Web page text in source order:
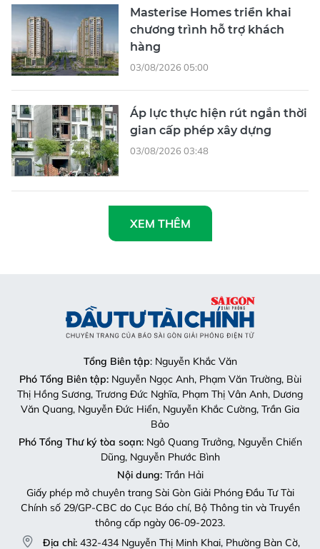
Masterise Homes triển khai
chương trình hỗ trợ khách
hàng
03/08/2026 05:00
Áp lực thực hiện rút ngắn thời
gian cấp phép xây dựng
03/08/2026 03:48
XEM THÊM
Tổng Biên tập: Nguyễn Khắc Văn
Phó Tổng Biên tập:Nguyễn Ngọc Anh, Phạm Văn Trường, Bùi
Thị Hồng Sương, Trương Đức Nghĩa, Phạm Thị Vân Anh, Dương
Văn Quang, Nguyễn Đức Hiển, Nguyễn Khắc Cường, Trần Gia
Bảo
Phó Tổng Thư ký tòa soạn:Ngô Quang Trưởng, Nguyễn Chiến
Dũng, Nguyễn Phước Bình
Nội dung:Trần Hải
Giấy phép mở chuyên trang Sài Gòn Giải Phóng Đầu Tư Tài
Chính số 29/GP-CBC do Cục Báo chí, Bộ Thông tin và Truyền
thông cấp ngày 06-09-2023.
Địa chỉ: 432-434 Nguyễn Thị Minh Khai, Phường Bàn Cờ,